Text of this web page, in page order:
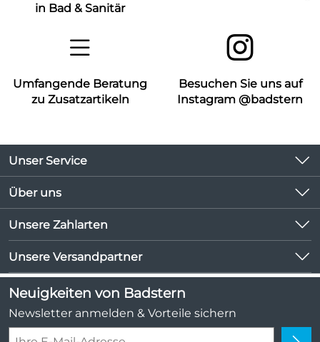
in Bad & Sanitär
Umfangende Beratung
zu Zusatzartikeln
Besuchen Sie uns auf
Instagram @badstern
Unser Service
Kontakt
Kundeninformationen
Newsletter
Lieferbedingungen
Kundenlogin
Über uns
Unsere Bestseller
Marken
Neu
Angebote
Kundenbewertungen (1.047)
4,9/5*****
Unsere Zahlarten
Unsere Versandpartner
Neuigkeiten von Badstern
Newsletter anmelden & Vorteile sichern